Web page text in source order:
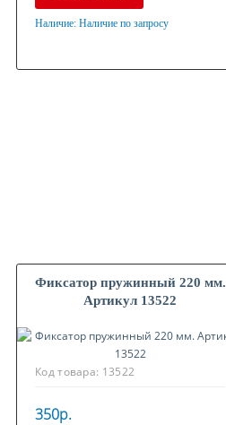
Наличие: Наличие по запросу
Фиксатор пружинный 220 мм.
Артикул 13522
Код товара: 13522
350р.